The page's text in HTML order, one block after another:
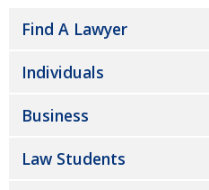
Find A Lawyer
Individuals
Business
Law Students